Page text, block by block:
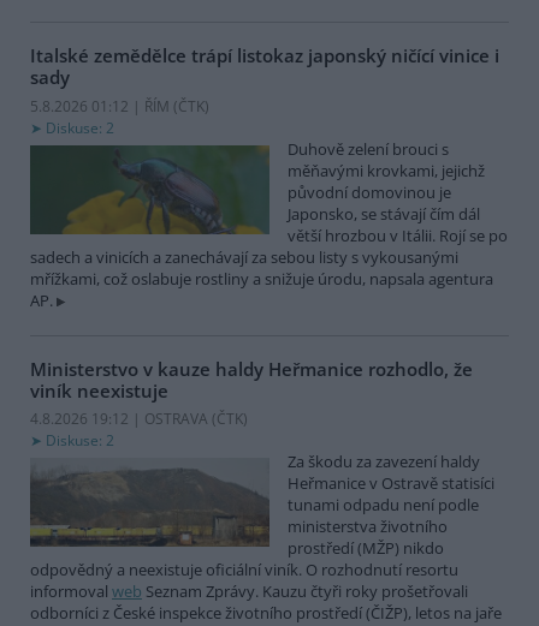
Italské zemědělce trápí listokaz japonský ničící vinice i
sady
5.8.2026 01:12 | ŘÍM (ČTK)
Diskuse: 2
Duhově zelení brouci s
měňavými krovkami, jejichž
původní domovinou je
Japonsko, se stávají čím dál
větší hrozbou v Itálii. Rojí se po
sadech a vinicích a zanechávají za sebou listy s vykousanými
mřížkami, což oslabuje rostliny a snižuje úrodu, napsala agentura
AP.
Ministerstvo v kauze haldy Heřmanice rozhodlo, že
viník neexistuje
4.8.2026 19:12 | OSTRAVA (ČTK)
Diskuse: 2
Za škodu za zavezení haldy
Heřmanice v Ostravě statisíci
tunami odpadu není podle
ministerstva životního
prostředí (MŽP) nikdo
odpovědný a neexistuje oficiální viník. O rozhodnutí resortu
informoval web Seznam Zprávy. Kauzu čtyři roky prošetřovali
odborníci z České inspekce životního prostředí (ČIŽP), letos na jaře